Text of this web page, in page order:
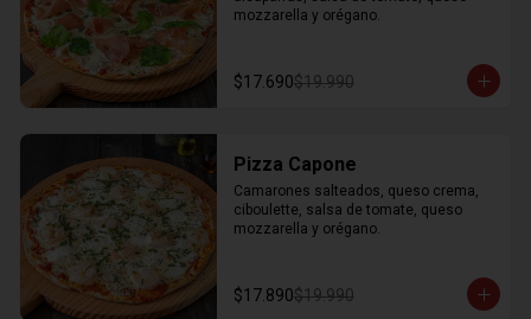
mozzarella y orégano.
$17.690$19.990
Pizza Capone
Camarones salteados, queso crema,
ciboulette, salsa de tomate, queso
mozzarella y orégano.
$17.890$19.990